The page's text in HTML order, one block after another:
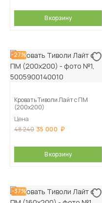
В корзину
-27%
Кровать Тиволи Лайт с ПМ
(200х200)
Цена
48 240 35 000
В корзину
-37%